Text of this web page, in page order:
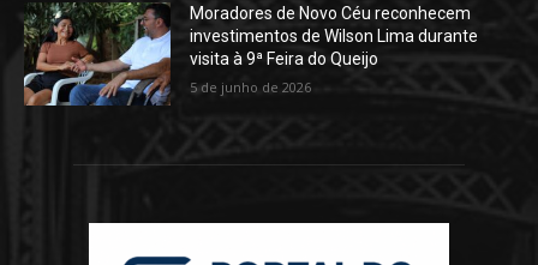
Moradores de Novo Céu reconhecem
investimentos de Wilson Lima durante
visita à 9ª Feira do Queijo
5 de junho de 2026